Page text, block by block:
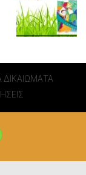
ΔΙΚΑΙΩΜΑΤΑ